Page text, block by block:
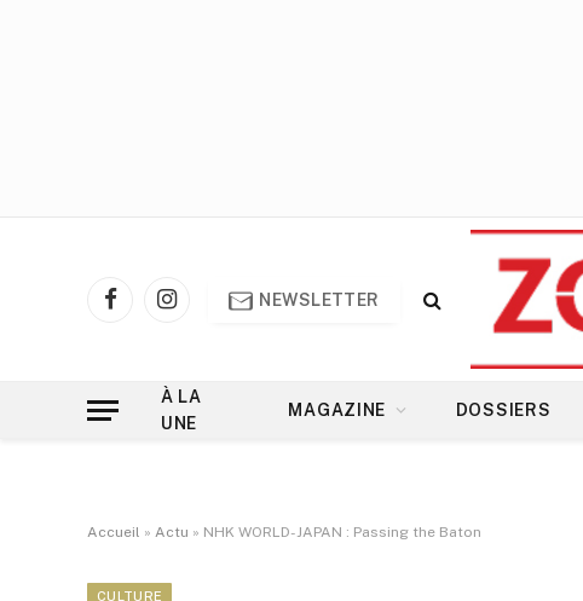
FacebookInstagram
NEWSLETTER
À LA
UNE
MAGAZINE DOSSIERS
Accueil » Actu » NHK WORLD-JAPAN : Passing the Baton
CULTURE